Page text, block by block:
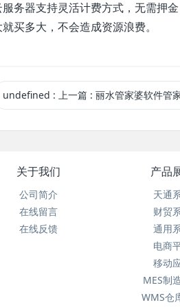
服务器支持灵活计费方式，无需押
就买多大，不会造成资源浪费。
undefined : 上一篇 : 丽水管家婆软件管家婆软件智造，从数字化
关于我们
公司简介
在线留言
在线反馈
产品
天通
财贸
通用
电商
移动
MES制
WMS仓